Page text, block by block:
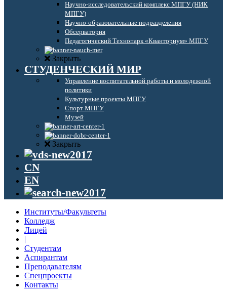
Научно-исследовательский комплекс МПГУ (НИК
МПГУ)
Научно-образовательные подразделения
Обсерватория
Педагогический Технопарк «Кванториум» МПГУ
Закрыть
СТУДЕНЧЕСКИЙ МИР
Управление воспитательной работы и молодежной
политики
Культурные проекты МПГУ
Спорт МПГУ
Музей
Закрыть
CN
EN
Институты/Факультеты
Колледж
Лицей
|
Студентам
Аспирантам
Преподавателям
Спецпроекты
Контакты